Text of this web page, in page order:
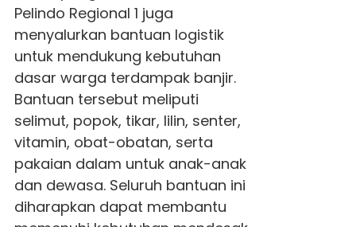
Pelindo Regional 1 juga
menyalurkan bantuan logistik
untuk mendukung kebutuhan
dasar warga terdampak banjir.
Bantuan tersebut meliputi
selimut, popok, tikar, lilin, senter,
vitamin, obat-obatan, serta
pakaian dalam untuk anak-anak
dan dewasa. Seluruh bantuan ini
diharapkan dapat membantu